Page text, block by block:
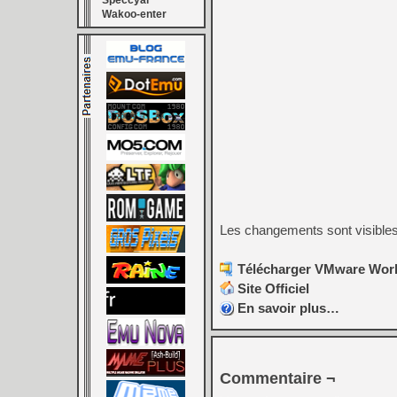
Wakoo-enter
Les changements sont visibles
Télécharger VMware
Site Officiel
En savoir plus…
Commentaire ¬